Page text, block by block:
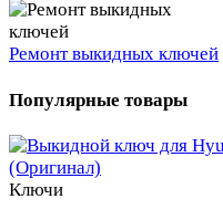
Ремонт выкидных ключей
Популярные товары
Ключи